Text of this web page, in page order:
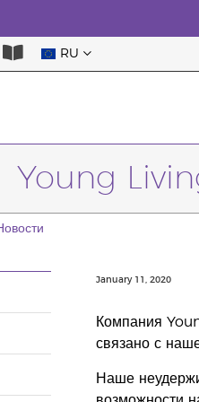
RU
Young
January 11, 2020
Компания
связано с
Наше